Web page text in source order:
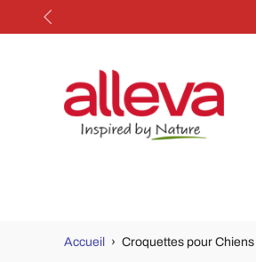
Aller
Accueil › Croquettes pour